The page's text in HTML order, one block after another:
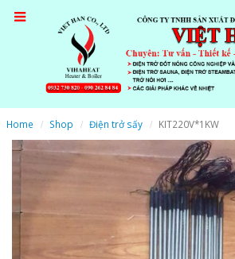
Home Shop Điện trở sấy KIT220V*1KW